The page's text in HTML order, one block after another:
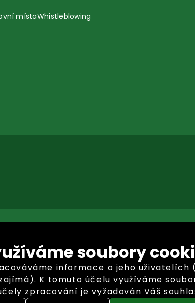
soubory
informace o jeho
K tomuto účelu využíváme
zpracování je vyžadován Váš
místaWhistleblowing